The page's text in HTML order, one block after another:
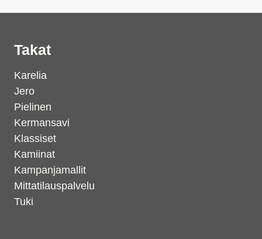
Takat
Karelia
Jero
Pielinen
Kermansavi
Klassiset
Kamiinat
Kampanjamallit
Mittatilauspalvelu
Tuki